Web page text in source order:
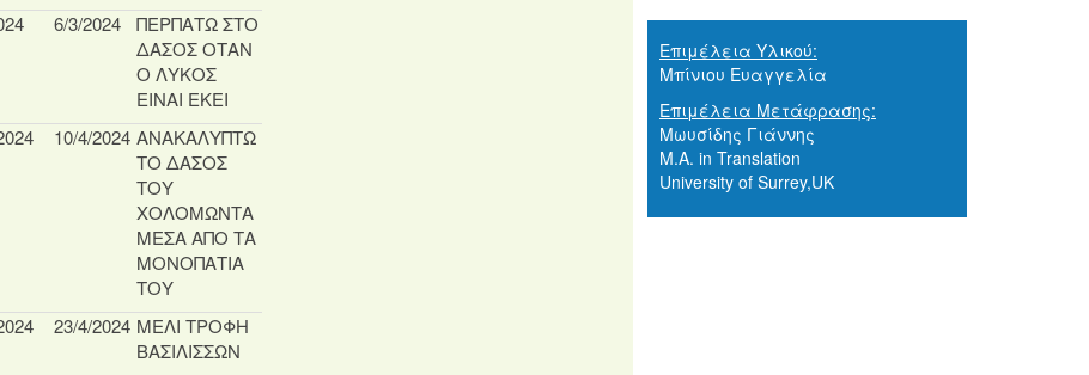
6/3/2024
ΠΕΡΠΑΤΩ ΣΤΟ
ΔΑΣΟΣ ΟΤΑΝ
Ο ΛΥΚΟΣ
ΕΙΝΑΙ ΕΚΕΙ
10/4/2024 ΑΝΑΚΑΛΥΠΤΩ
ΤΟ ΔΑΣΟΣ
ΤΟΥ
ΧΟΛΟΜΩΝΤΑ
ΜΕΣΑ ΑΠΟ ΤΑ
ΜΟΝΟΠΑΤΙΑ
ΤΟΥ
23/4/2024 ΜΕΛΙ ΤΡΟΦΗ
ΒΑΣΙΛΙΣΣΩΝ
Επιμέλεια Υλικού:
Μπίνιου Ευαγγελία
Επιμέλεια Μετάφρασης:
Μωυσίδης Γιάννης
M.A. in Translation
University of Surrey,UK